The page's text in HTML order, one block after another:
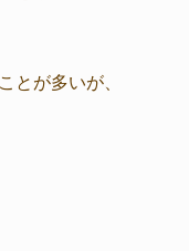
とが多いが、